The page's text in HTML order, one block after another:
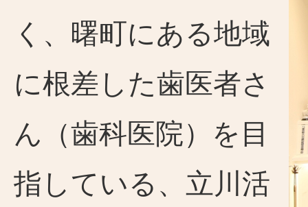
く、曙町にある地域
に根差した歯医者さ
ん（歯科医院）を目
指している、立川活